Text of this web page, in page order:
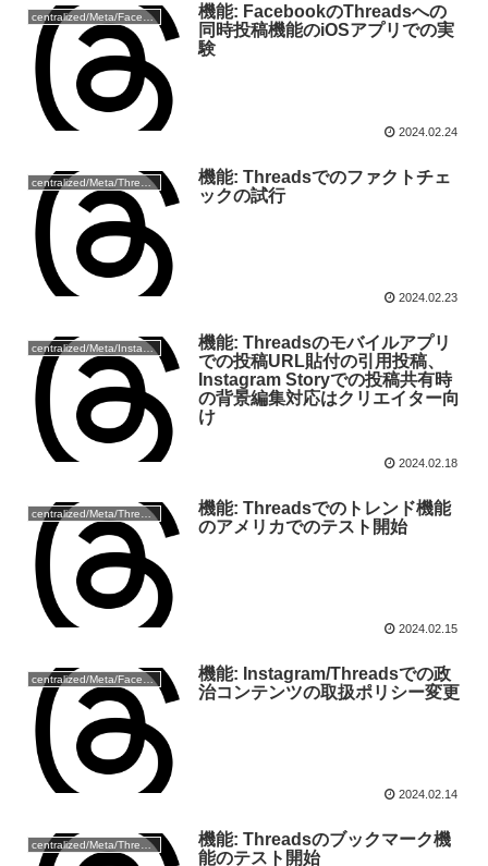
centralized/Meta/Facebook
機能: FacebookのThreadsへの
同時投稿機能のiOSアプリでの実
験
2024.02.24
centralized/Meta/Threads
機能: Threadsでのファクトチェ
ックの試行
2024.02.23
centralized/Meta/Instagram
機能: Threadsのモバイルアプリ
での投稿URL貼付の引用投稿、
Instagram Storyでの投稿共有時
の背景編集対応はクリエイター向
け
2024.02.18
centralized/Meta/Threads
機能: Threadsでのトレンド機能
のアメリカでのテスト開始
2024.02.15
centralized/Meta/Facebook
機能: Instagram/Threadsでの政
治コンテンツの取扱ポリシー変更
2024.02.14
centralized/Meta/Threads
機能: Threadsのブックマーク機
能のテスト開始